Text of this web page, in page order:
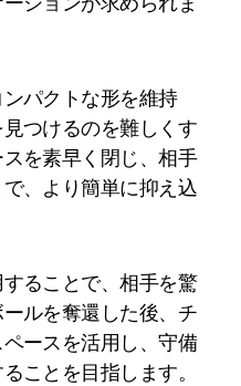
パクトな形を維持
つけるのを難しくす
を素早く閉じ、相手
、より簡単に抑え込
ることで、相手を驚
ルを奪還した後、チ
ースを活用し、守備
ことを目指します。